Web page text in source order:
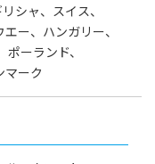
シャ、 スイス、
ー、 ハンガリー、
ポーランド、
マーク